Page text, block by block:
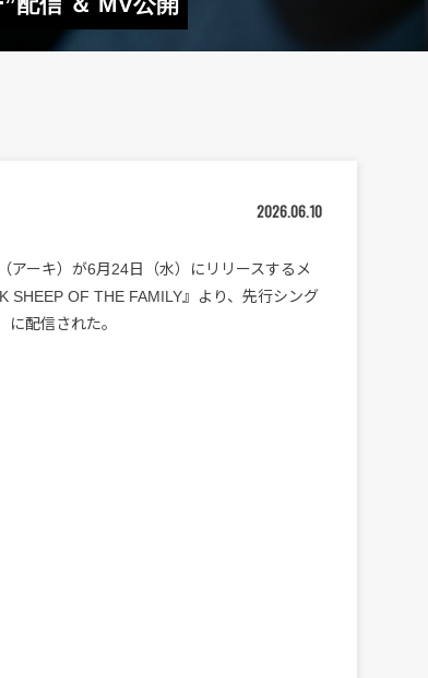
2026.06.10
アーキ）が6月24日（水）にリリースするメ
SHEEP OF THE FAMILY』より、先行シング
に配信された。